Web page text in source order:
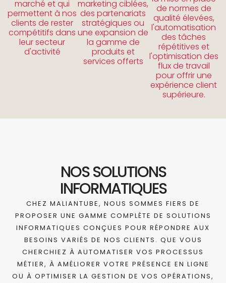
marché et qui
permettent à nos
clients de rester
compétitifs dans
leur secteur
d'activité
marketing ciblées,
des partenariats
stratégiques ou
une expansion de
la gamme de
produits et
services offerts
de normes de
qualité élevées,
l'automatisation
des tâches
répétitives et
l'optimisation des
flux de travail
pour offrir une
expérience client
supérieure.
NOS SOLUTIONS
INFORMATIQUES
CHEZ MALIANTUBE, NOUS SOMMES FIERS DE
PROPOSER UNE GAMME COMPLÈTE DE SOLUTIONS
INFORMATIQUES CONÇUES POUR RÉPONDRE AUX
BESOINS VARIÉS DE NOS CLIENTS. QUE VOUS
CHERCHIEZ À AUTOMATISER VOS PROCESSUS
MÉTIER, À AMÉLIORER VOTRE PRÉSENCE EN LIGNE
OU À OPTIMISER LA GESTION DE VOS OPÉRATIONS,